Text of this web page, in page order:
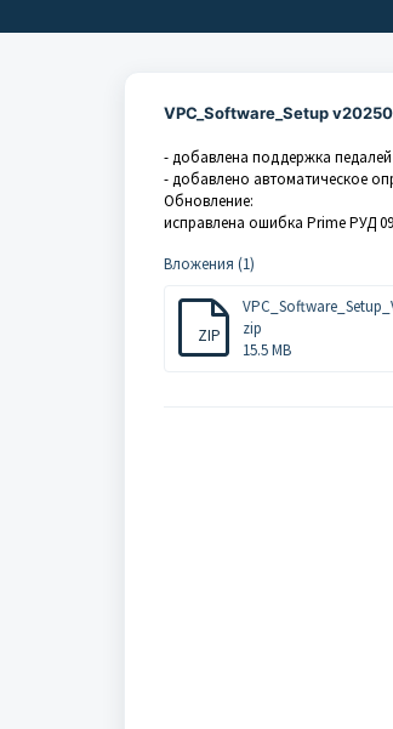
VPC_Software_Setup
- добавлена поддержка педалей
- добавлено автоматическое
Обновление:
исправлена ошибка Prime РУД
Вложения (1)
ZIP
zip
15.5 MB